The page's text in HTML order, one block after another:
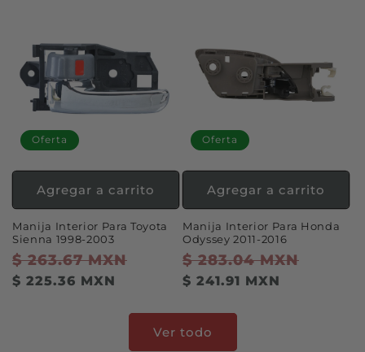
Oferta
Manija Interior Para Toyota
Sienna 1998-2003
Precio
habitual
$ 263.67 MXN
Precio
$ 225.36 MXN
Agregar a carrito
Oferta
Manija Interior Para Honda
Odyssey 2011-2016
Precio
habitual
$ 283.04 MXN
$ 241.91 MXN
Agregar a carrito
Ver todo